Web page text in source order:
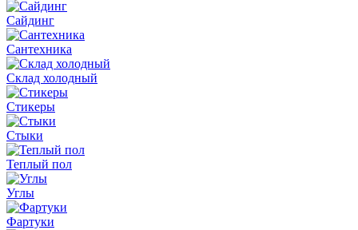
Сайдинг
Сантехника
Склад холодный
Стикеры
Стыки
Теплый пол
Углы
Фартуки